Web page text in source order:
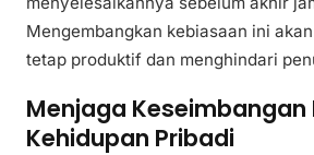
Mengembangkan kebiasaan ini
tetap produktif dan menghindari
Menjaga Keseimbangan
Kehidupan Pribadi